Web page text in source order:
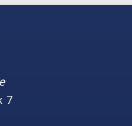
7